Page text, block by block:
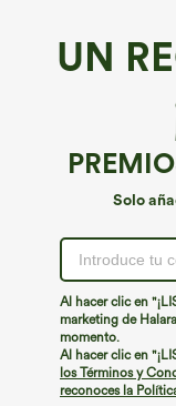
UN
Solo
Al hacer clic en
marketing de
momento.
Al hacer clic en
los Términos y
reconoces la
No podemos